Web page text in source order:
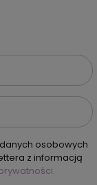
osobowych
z informacją